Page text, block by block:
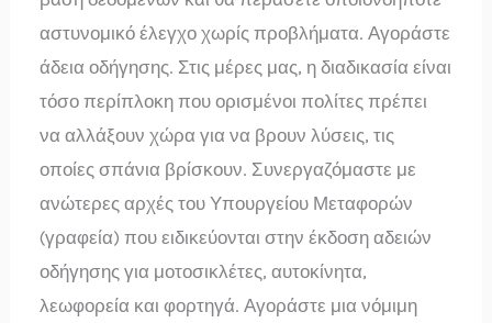
αστυνομικό έλεγχο χωρίς προβλήματα. Αγοράστε
άδεια οδήγησης. Στις μέρες μας, η διαδικασία είναι
τόσο περίπλοκη που ορισμένοι πολίτες πρέπει
να αλλάξουν χώρα για να βρουν λύσεις, τις
οποίες σπάνια βρίσκουν. Συνεργαζόμαστε με
ανώτερες αρχές του Υπουργείου Μεταφορών
(γραφεία) που ειδικεύονται στην έκδοση αδειών
οδήγησης για μοτοσικλέτες, αυτοκίνητα,
λεωφορεία και φορτηγά. Αγοράστε μια νόμιμη